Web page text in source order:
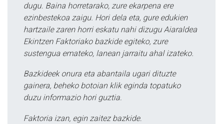
dugu. Baina horretarako, zure ekarpena ere
ezinbestekoa zaigu. Hori dela eta, gure edukien
hartzaile zaren horri eskatu nahi dizugu Aiaraldea
Ekintzen Faktoriako bazkide egiteko, zure
sustengua emateko, lanean jarraitu ahal izateko.
Bazkideek onura eta abantaila ugari dituzte
gainera, beheko botoian klik eginda topatuko
duzu informazio hori guztia.
Faktoria izan, egin zaitez bazkide.